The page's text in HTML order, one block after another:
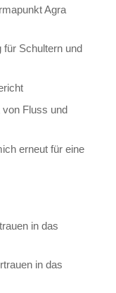
Agra
für Schultern und
Fluss und
erneut für eine
in das
in das